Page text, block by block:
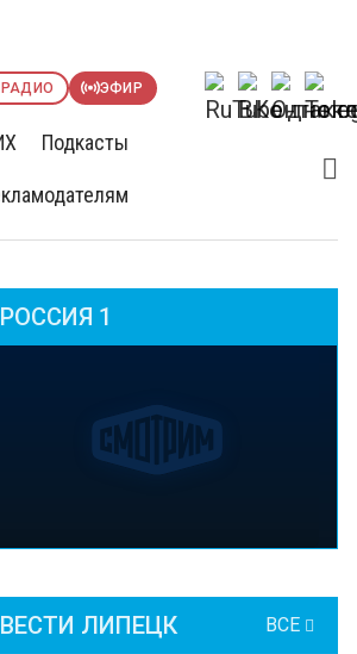
РАДИО ЭФИР
Подкасты
РОССИЯ 1
ВЕСТИ ЛИПЕЦК ВСЕ